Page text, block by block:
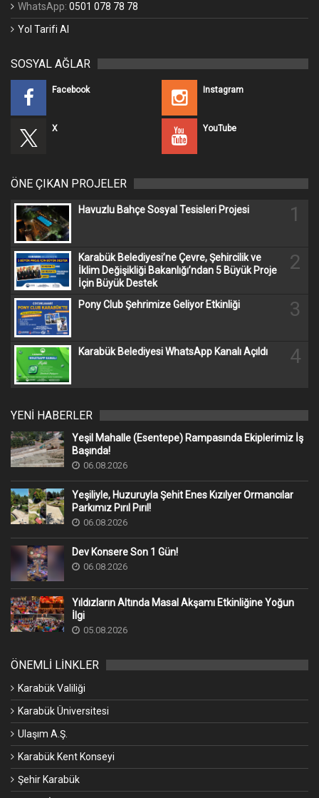
WhatsApp: 0501 078 78 78
Yol Tarifi Al
SOSYAL AĞLAR
Facebook Instagram
X YouTube
ÖNE ÇIKAN PROJELER
Havuzlu Bahçe Sosyal Tesisleri Projesi 1
Karabük Belediyesi’ne Çevre, Şehircilik ve
İklim Değişikliği Bakanlığı’ndan 5 Büyük Proje
İçin Büyük Destek
2
Pony Club Şehrimize Geliyor Etkinliği 3
Karabük Belediyesi WhatsApp Kanalı Açıldı 4
YENİ HABERLER
Yeşil Mahalle (Esentepe) Rampasında Ekiplerimiz İş
Başında!
06.08.2026
Yeşiliyle, Huzuruyla Şehit Enes Kızılyer Ormancılar
Parkımız Pırıl Pırıl!
06.08.2026
Dev Konsere Son 1️ Gün!
06.08.2026
Yıldızların Altında Masal Akşamı Etkinliğine Yoğun
İlgi
05.08.2026
ÖNEMLİ LİNKLER
Karabük Valiliği
Karabük Üniversitesi
Ulaşım A.Ş.
Karabük Kent Konseyi
Şehir Karabük